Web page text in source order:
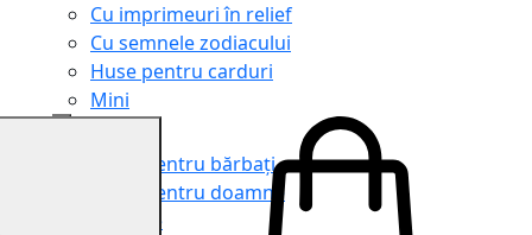
Cu imprimeuri în relief
Cu semnele zodiacului
Huse pentru carduri
Mini
Genți pentru bărbați
Genți pentru doamne
Serviete